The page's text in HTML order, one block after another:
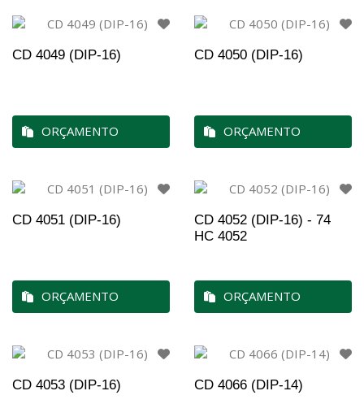
CD 4049 (DIP-16)
ORÇAMENTO
CD 4050 (DIP-16)
ORÇAMENTO
CD 4051 (DIP-16)
ORÇAMENTO
CD 4052 (DIP-16) - 74
HC 4052
ORÇAMENTO
CD 4053 (DIP-16) CD 4066 (DIP-14)